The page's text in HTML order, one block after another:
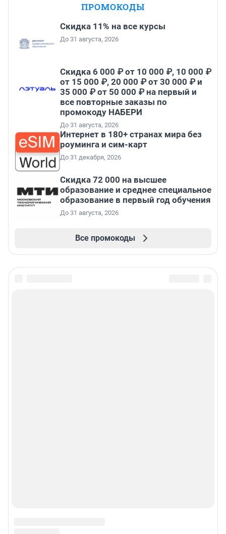
ПРОМОКОДЫ
Скидка 11% на все курсы
До 31 августа, 2026
Скидка 6 000 ₽ от 10 000 ₽, 10 000 ₽
от 15 000 ₽, 20 000 ₽ от 30 000 ₽ и
35 000 ₽ от 50 000 ₽ на первый и
все повторные заказы по
промокоду НАБЕРИ
До 31 августа, 2026
Интернет в 180+ странах мира без
роуминга и сим-карт
До 31 декабря, 2026
Скидка 72 000 на высшее
образование и среднее специальное
образование в первый год обучения
До 31 августа, 2026
Все промокоды